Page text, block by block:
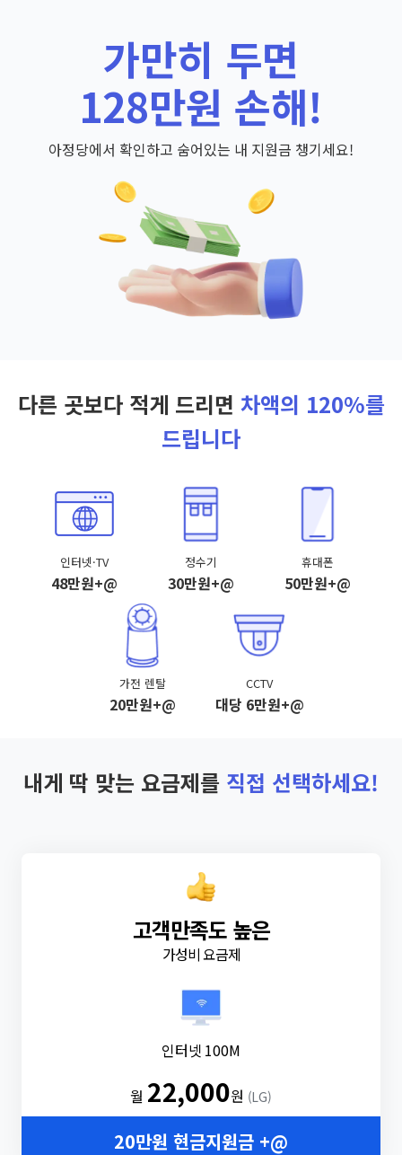
가만히 두면
128만원 손해!
아정당에서 확인하고 숨어있는 내 지원금 챙기세요!
다른 곳보다 적게 드리면 차액의 120%를
드립니다
인터넷·TV
48만원+@
정수기
30만원+@
휴대폰
50만원+@
가전 렌탈
20만원+@
CCTV
대당 6만원+@
내게 딱 맞는 요금제를 직접 선택하세요!
고객만족도 높은
가성비 요금제
인터넷 100M
월 22,000원 (LG)
20만원 현금지원금 +@